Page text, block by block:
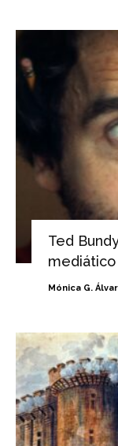
Ted
mediático
Mónica G.